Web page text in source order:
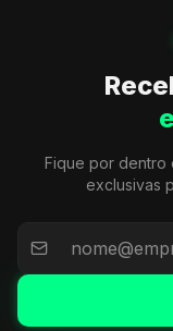
Fique por dentro
exclusivas